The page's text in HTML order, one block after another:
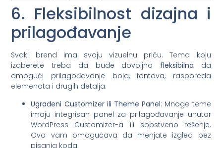
6. Fleksibilnost dizajna i
prilagođavanje
Svaki brend ima svoju vizuelnu priču. Tema koju
izaberete treba da bude dovoljno fleksibilna da
omogući prilagođavanje boja, fontova, rasporeda
elemenata i drugih detalja.
Ugrađeni Customizer ili Theme Panel: Mnoge teme
imaju integrisan panel za prilagođavanje unutar
WordPress Customizer-a ili sopstveno rešenje.
Ovo vam omogućava da menjate izgled bez
pisanja koda.